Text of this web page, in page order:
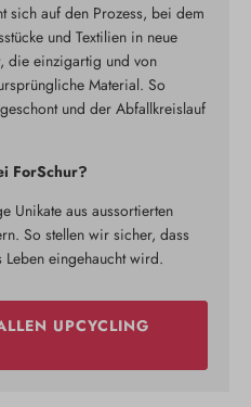
sich auf den Prozess, bei dem
und Textilien in neue
die einzigartig und von
Material. So
und der Abfallkreislauf
ForSchur?
Unikate aus aussortierten
So stellen wir sicher, dass
eingehaucht wird.
UPCYCLING